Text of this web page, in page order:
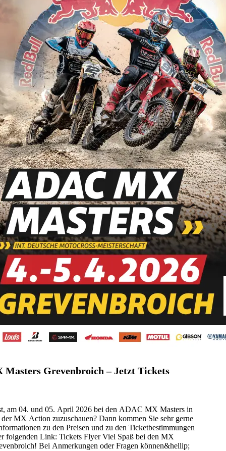
Masters Grevenbroich – Jetzt Tickets
am 04. und 05. April 2026 bei den ADAC MX Masters in
MX Action zuzuschauen? Dann kommen Sie sehr gerne
zu den Preisen und zu den Ticketbestimmungen
folgenden Link: Tickets Flyer Viel Spaß bei den MX
Bei Anmerkungen oder Fragen können&hellip;